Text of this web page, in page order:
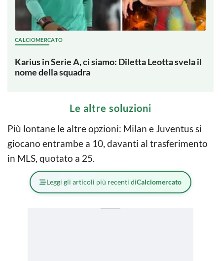
CALCIOMERCATO
Karius in Serie A, ci siamo: Diletta Leotta svela il
nome della squadra
Le altre soluzioni
Più lontane le altre opzioni: Milan e Juventus si
giocano entrambe a 10, davanti al trasferimento
in MLS, quotato a 25.
Leggi gli articoli più recenti diCalciomercato